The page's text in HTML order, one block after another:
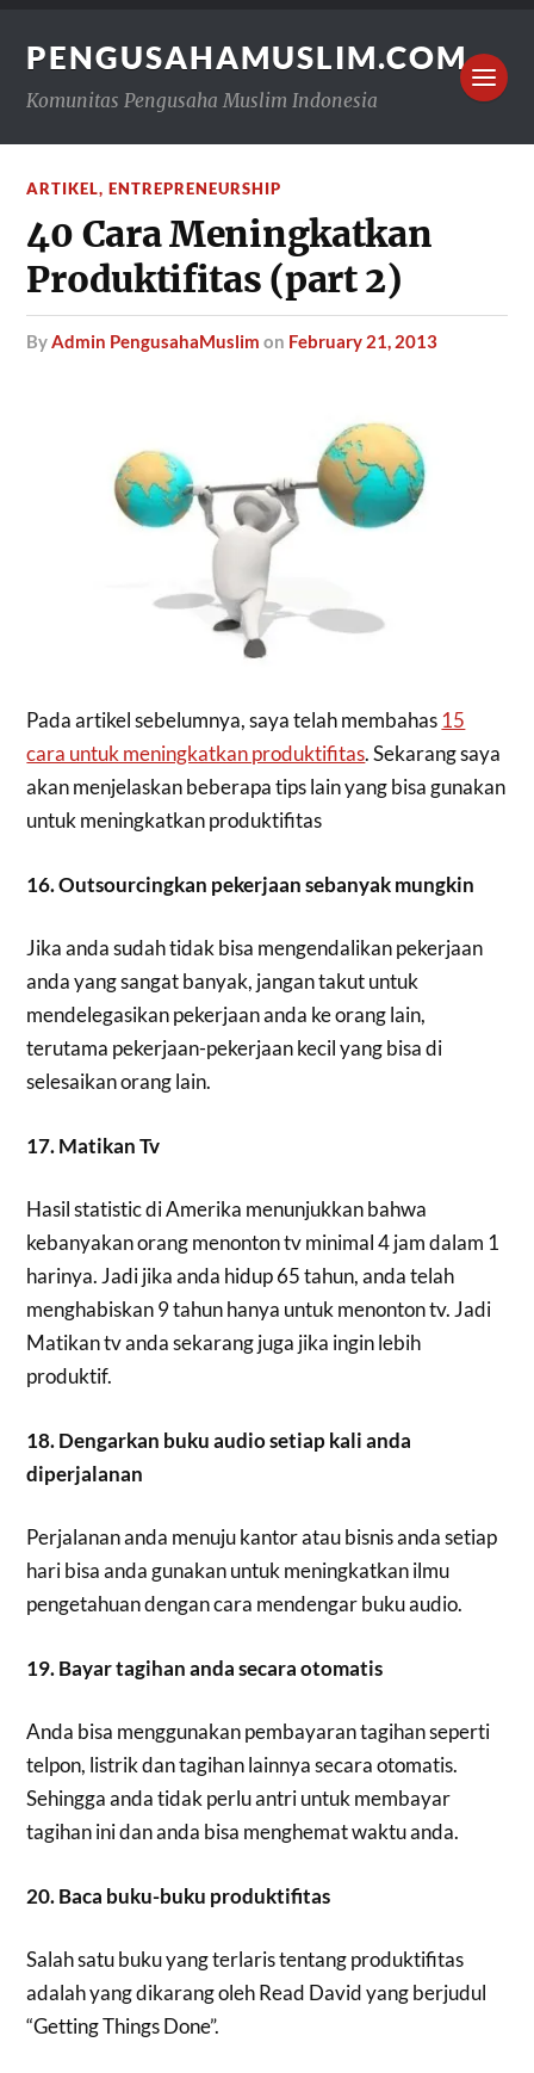
PENGUSAHAMUSLIM.COM
Komunitas Pengusaha Muslim Indonesia
ARTIKEL,ENTREPRENEURSHIP
40 Cara Meningkatkan
Produktifitas (part 2)
byAdmin PengusahaMuslim on February 21, 2013
Pada artikel sebelumnya, saya telah membahas 15
cara untuk meningkatkan produktifitas. Sekarang saya
akan menjelaskan beberapa tips lain yang bisa gunakan
untuk meningkatkan produktifitas
16. Outsourcingkan pekerjaan sebanyak mungkin
Jika anda sudah tidak bisa mengendalikan pekerjaan
anda yang sangat banyak, jangan takut untuk
mendelegasikan pekerjaan anda ke orang lain,
terutama pekerjaan-pekerjaan kecil yang bisa di
selesaikan orang lain.
17. Matikan Tv
Hasil statistic di Amerika menunjukkan bahwa
kebanyakan orang menonton tv minimal 4 jam dalam 1
harinya. Jadi jika anda hidup 65 tahun, anda telah
menghabiskan 9 tahun hanya untuk menonton tv. Jadi
Matikan tv anda sekarang juga jika ingin lebih
produktif.
18. Dengarkan buku audio setiap kali anda
diperjalanan
Perjalanan anda menuju kantor atau bisnis anda setiap
hari bisa anda gunakan untuk meningkatkan ilmu
pengetahuan dengan cara mendengar buku audio.
19. Bayar tagihan anda secara otomatis
Anda bisa menggunakan pembayaran tagihan seperti
telpon, listrik dan tagihan lainnya secara otomatis.
Sehingga anda tidak perlu antri untuk membayar
tagihan ini dan anda bisa menghemat waktu anda.
20. Baca buku-buku produktifitas
Salah satu buku yang terlaris tentang produktifitas
adalah yang dikarang oleh Read David yang berjudul
“Getting Things Done”.